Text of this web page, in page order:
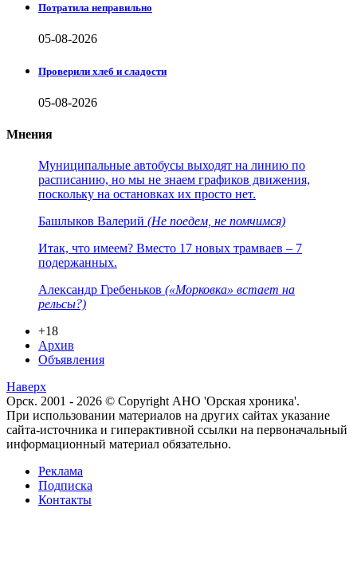
Потратила неправильно
05-08-2026
Проверили хлеб и сладости
05-08-2026
Мнения
Муниципальные автобусы выходят на линию по
расписанию, но мы не знаем графиков движения,
поскольку на остановках их просто нет.
Башлыков Валерий (Не поедем, не помчимся)
Итак, что имеем? Вместо 17 новых трамваев – 7
подержанных.
Александр Гребеньков («Морковка» встает на
рельсы?)
+18
Архив
Объявления
Наверх
Орск. 2001 - 2026 © Copyright АНО 'Орская хроника'.
При использовании материалов на других сайтах указание
сайта-источника и гиперактивной ссылки на первоначальный
информационный материал обязательно.
Реклама
Подписка
Контакты